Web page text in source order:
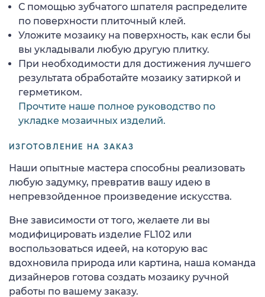
С помощью зубчатого шпателя распределите
по поверхности плиточный клей.
Уложите мозаику на поверхность, как если бы
вы укладывали любую другую плитку.
При необходимости для достижения лучшего
результата обработайте мозаику затиркой и
герметиком.
Прочтите наше полное руководство по
укладке мозаичных изделий.
ИЗГОТОВЛЕНИЕ НА ЗАКАЗ
Наши опытные мастера способны реализовать
любую задумку, превратив вашу идею в
непревзойденное произведение искусства.
Вне зависимости от того, желаете ли вы
модифицировать изделие FL102 или
воспользоваться идеей, на которую вас
вдохновила природа или картина, наша команда
дизайнеров готова создать мозаику ручной
работы по вашему заказу.